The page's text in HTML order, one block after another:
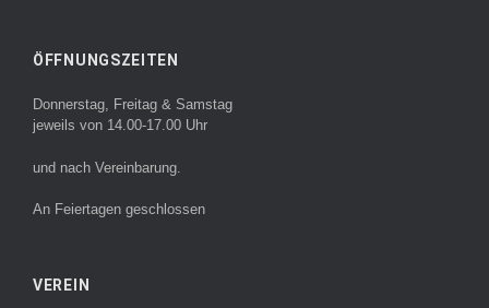
ÖFFNUNGSZEITEN
Donnerstag, Freitag & Samstag
jeweils von 14.00-17.00 Uhr
und nach Vereinbarung.
An Feiertagen geschlossen
VEREIN